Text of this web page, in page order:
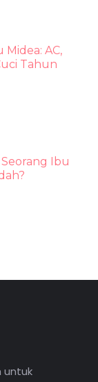
Midea: AC,
Tahun
Ibu
untuk